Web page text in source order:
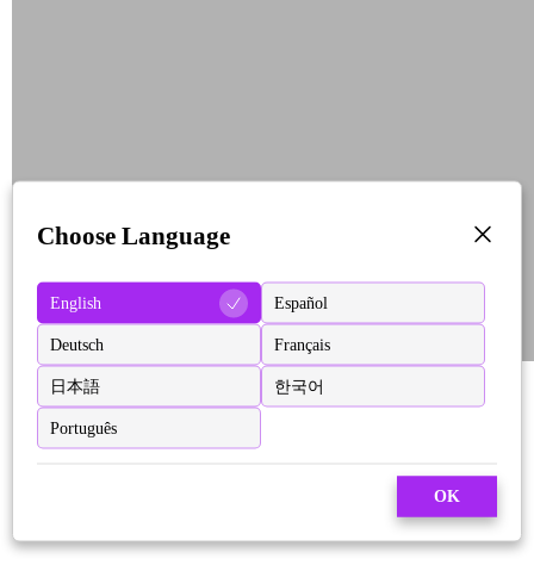
Choose Language
English Español
Deutsch Français
日本語 한국어
Português
OK